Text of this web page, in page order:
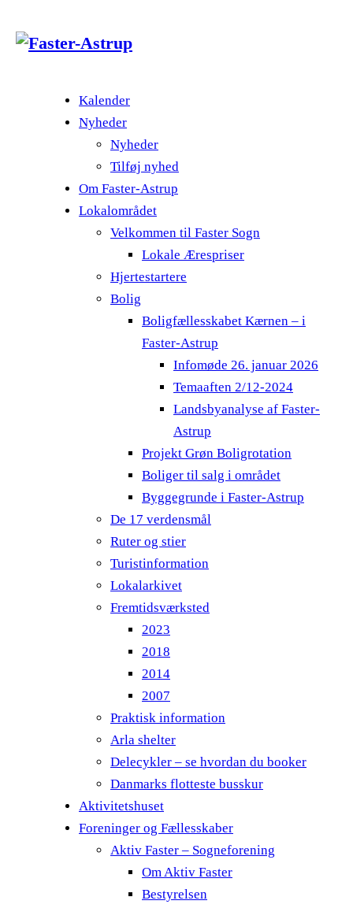
Kalender
Nyheder
Nyheder
Tilføj nyhed
Om Faster-Astrup
Lokalområdet
Velkommen til Faster Sogn
Lokale Ærespriser
Hjertestartere
Bolig
Boligfællesskabet Kærnen – i
Faster-Astrup
Infomøde 26. januar 2026
Temaaften 2/12-2024
Landsbyanalyse af Faster-
Astrup
Projekt Grøn Boligrotation
Boliger til salg i området
Byggegrunde i Faster-Astrup
De 17 verdensmål
Ruter og stier
Turistinformation
Lokalarkivet
Fremtidsværksted
2023
2018
2014
2007
Praktisk information
Arla shelter
Delecykler – se hvordan du booker
Danmarks flotteste busskur
Aktivitetshuset
Foreninger og Fællesskaber
Aktiv Faster – Sogneforening
Om Aktiv Faster
Bestyrelsen